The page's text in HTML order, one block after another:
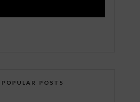
POPULAR POSTS